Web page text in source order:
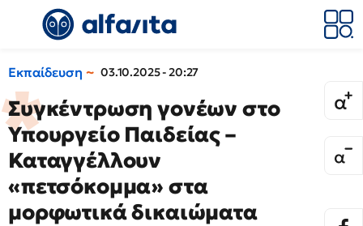
Εκπαίδευση 03.10.2025 - 20:27
Συγκέντρωση γονέων στο
Υπουργείο Παιδείας –
Καταγγέλλουν
«πετσόκομμα» στα
μορφωτικά δικαιώματα